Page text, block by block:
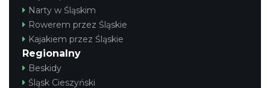
Narty w Śląskim
Rowerem przez Śląskie
Kajakiem przez Śląskie
Regionalny
Beskidy
Śląsk Cieszyński